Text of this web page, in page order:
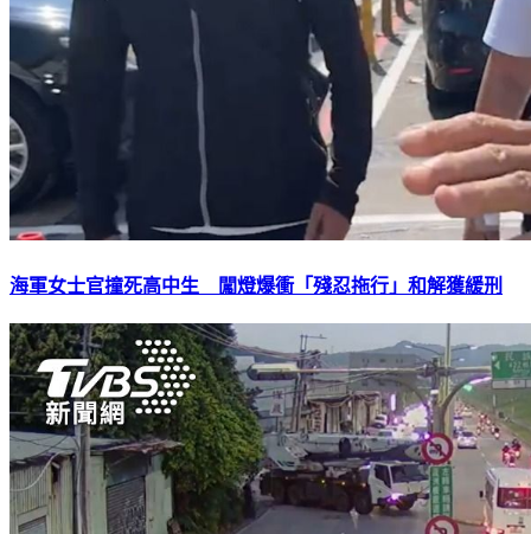
海軍女士官撞死高中生 闖燈爆衝「殘忍拖行」和解獲緩刑